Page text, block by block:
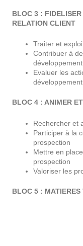
BLOC 3 :
RELATION CLIENT
Traiter et
Contribuer à
Evaluer les
BLOC 4 : ANIMER
Rechercher et
Participer à la
prospection
Mettre en
prospection
Valoriser les
BLOC 5 : MATIERES